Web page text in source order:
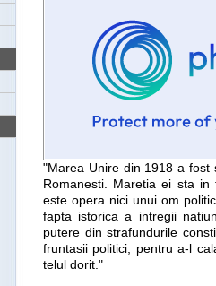
"Marea Unire din 1918 a fost
Romanesti. Maretia ei sta
este opera nici unui om
fapta istorica a intregii
putere din strafundurile
fruntasii politici, pentru a-l
telul dorit."